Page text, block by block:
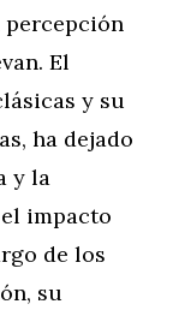
percepción
El
y su
ha dejado
y la
impacto
de los
su